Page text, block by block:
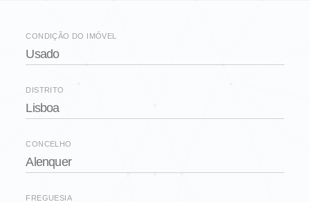
CONDIÇÃO DO IMÓVEL
Usado
DISTRITO
Lisboa
CONCELHO
Alenquer
FREGUESIA